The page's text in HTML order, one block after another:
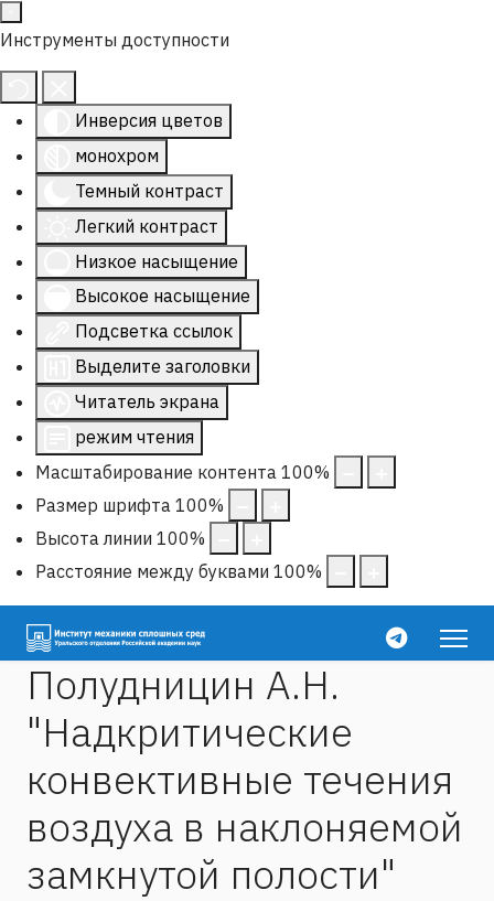
Инструменты доступности
Инверсия цветов
монохром
Темный контраст
Легкий контраст
Низкое насыщение
Высокое насыщение
Подсветка ссылок
Выделите заголовки
Читатель экрана
режим чтения
Масштабирование контента 100%
Размер шрифта 100%
Высота линии 100%
Расстояние между буквами 100%
Полудницин А.Н.
"Надкритические
конвективные течения
воздуха в наклоняемой
замкнутой полости"